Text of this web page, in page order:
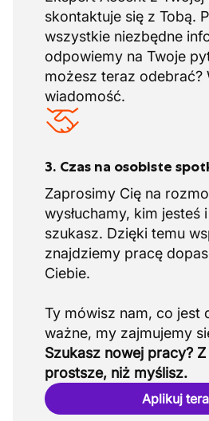
skontaktuje się z Tobą.
wszystkie niezbędne
odpowiemy na Twoje
możesz teraz odebrać?
wiadomość.
3. Czas na osobiste
Zaprosimy Cię na
wysłuchamy, kim jesteś
szukasz. Dzięki temu
znajdziemy pracę
Ciebie.
Ty mówisz nam, co jest
Szukasz nowej pracy?
prostsze, niż myślisz.
Aplikuj